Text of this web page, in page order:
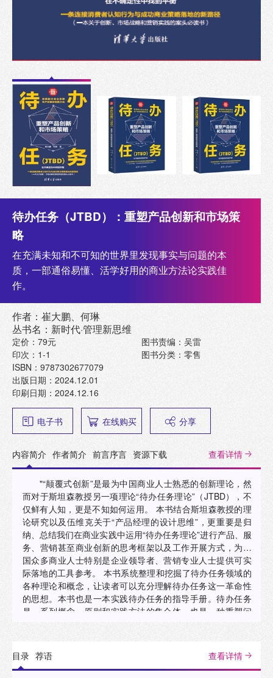
待办任务（JTBD）：重塑产品创新和市场策
略
在充满未知和不可知的世界里发现事实与问题的本
质，一部通俗易懂、活学好用的商业方法论实践佳
作。
作者：崔大鹏、何琳
丛书名：新时代·管理新思维
定价：79元
印次：1-1
ISBN：9787302677079
出版日期：2024.12.01
印刷日期：2024.12.16
图书责编：吴雷
图书分类：零售
电子书 在线购买 分享
内容简介 作者简介 前言序言 资源下载 查看详情
"“颠覆式创新”是最为中国商业人士熟悉的创新理论，然
而对于斯坦森教授另一项理论“待办任务理论”（JTBD），不
仅鲜有人知，更是不知如何运用。 本书结合斯坦森教授的理
论研究以及伍维克关于“产品经理的设计思维”，更重要是归
纳、总结我们在商业实践中运用“待办任务理论”进行产品、服
务、营销甚至商业创新的思考框架以及工作开展方式，为中
国众多商业人士特别是企业领导者、营销专业人士提供可实
际落地的工具参考。 本书系统整理和挖掘了待办任务领域的
各种理论和概念，让读者可以充分理解待办任务这一革命性
的思想。本书也是一本实践待办任务的指导手册。待办任务
是一系列概念、原则和实践方法的集合体，也是一种重塑问
科生、研究生的教材，又可作为相关企业和行业人员的工作
参考手册与培训教材。"
目录 荐语 查看详情